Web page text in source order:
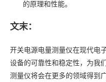
的原理和性能。
文末：
开关电源电量测量仪在现代电
设备的可靠性和稳定性，为我
测量仪将会在更多的领域得到